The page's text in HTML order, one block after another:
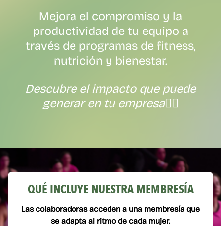
Mejora el compromiso y la
productividad de tu equipo a
través de programas de fitness,
nutrición y bienestar.
Descubre el impacto que puede
generar en tu empresa👇🏼
QUÉ INCLUYE NUESTRA MEMBRESÍA
Las colaboradoras acceden a una membresía que
se adapta al ritmo de cada mujer.